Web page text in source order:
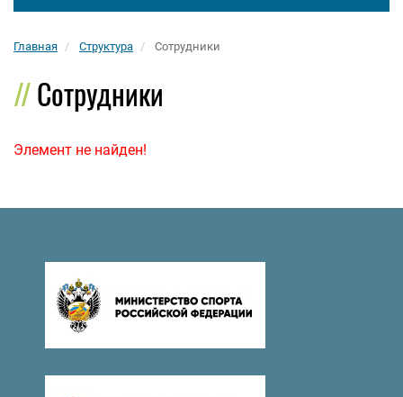
Главная Структура Сотрудники
Сотрудники
Элемент не найден!